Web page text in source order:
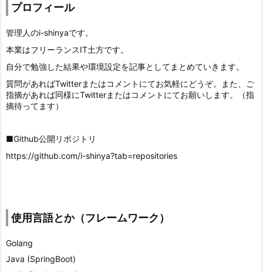
プロフィール
管理人のi-shinyaです。
本業はフリーランスIT土方です。
自分で勉強した結果や環境設定を記事としてまとめていきます。
質問があればTwitterまたはコメントにてお気軽にどうぞ。また、ご
指摘があれば同様にTwitterまたはコメントにてお願いします。（指
摘待ってます）
■Github公開リポジトリ
https://github.com/i-shinya?tab=repositories
使用言語とか（フレームワーク）
Golang
Java (SpringBoot)